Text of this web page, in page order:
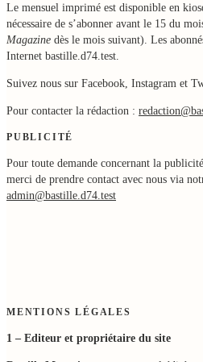
Le mensuel imprimé est disponible en
nécessaire de s’abonner avant le 15 du
Magazine dès le mois suivant). Les
Internet bastille.d74.test.
Suivez nous sur Facebook, Instagram et
Pour contacter la rédaction :
PUBLICITÉ
Pour toute demande concernant la
merci de prendre contact avec nous via
admin@bastille.d74.test
MENTIONS LÉGALES
1 – Editeur et propriétaire du site